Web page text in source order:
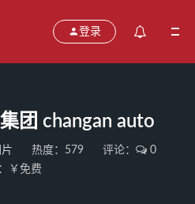
登录
团 changan auto
片 热度：579 评论：
0
￥免费